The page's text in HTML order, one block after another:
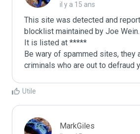
il y a 15 ans
This site was detected and
blocklist maintained by Joe Wein.
It is listed at *****
Be wary of spammed sites, they
criminals who are out to defraud
Utile
MarkGiles